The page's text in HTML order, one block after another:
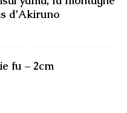
d’Akiruno
fu – 2cm